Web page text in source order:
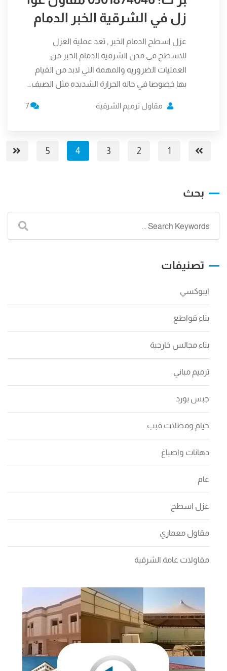
زل في الشرقية الخبر الدمام
عزل اسطح الدمام الخبر , تعد عملية العزل
للاسطح في مدن الشرقية الدمام الخبر من
العمليات الضروريه والمهمة التي لابد من القيام
بها خصوصا في حاله الحرارة الشديده مثل الصيف…
مقاول ترميم الشرقية
1
2
3
4
5
بحث
تصنيفات
ايبوكسي
بناء قواطع
بناء مجالس خارجية
ترميم مباني
جبس بورد
خيام ومظلات قبب
دهانات واصباغ
عام
عزل اسطح
مقاول معماري
مقاولات عامة الشرقية